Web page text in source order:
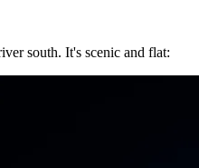
south. It's scenic and flat: